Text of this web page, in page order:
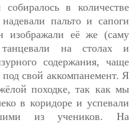
в количестве
пальто и сапоги
изображали её же (саму
на столах и
содержания, чаще
под свой аккомпанемент. Я
походке, так как мы
в коридоре и успевали
из учеников. На